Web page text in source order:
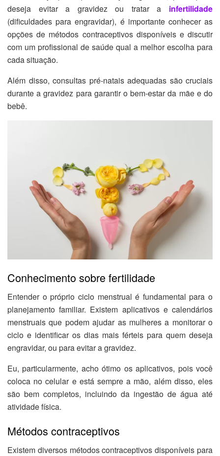
deseja evitar a gravidez ou tratar a infertilidade
(dificuldades para engravidar), é importante conhecer as
opções de métodos contraceptivos disponíveis e discutir
com um profissional de saúde qual a melhor escolha para
cada situação.
Além disso, consultas pré-natais adequadas são cruciais
durante a gravidez para garantir o bem-estar da mãe e do
bebê.
Conhecimento sobre fertilidade
Entender o próprio ciclo menstrual é fundamental para o
planejamento familiar. Existem aplicativos e calendários
menstruais que podem ajudar as mulheres a monitorar o
ciclo e identificar os dias mais férteis para quem deseja
engravidar, ou para evitar a gravidez.
Eu, particularmente, acho ótimo os aplicativos, pois você
coloca no celular e está sempre a mão, além disso, eles
são bem completos, incluindo da ingestão de água até
atividade física.
Métodos contraceptivos
Existem diversos métodos contraceptivos disponíveis para